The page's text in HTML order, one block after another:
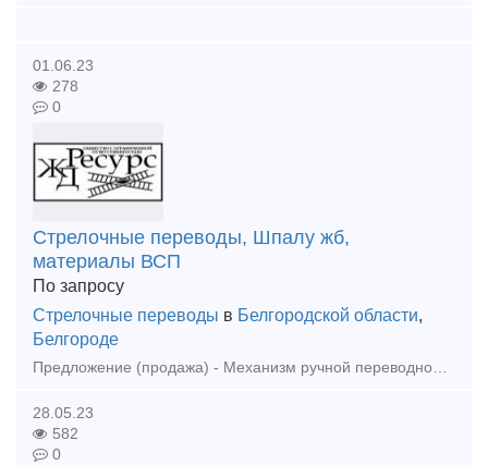
01.06.23
278
0
Стрелочные переводы, Шпалу жб,
материалы ВСП
По запросу
Стрелочные переводы в Белгородской области,
Белгороде
Предложение (продажа) - Механизм ручной переводной (в наличии) - 32 000 р/компл. с НДС - Брус железобетонный марки 1/11 - (в наличии) - 258 000 р/компл. с НДС
28.05.23
582
0